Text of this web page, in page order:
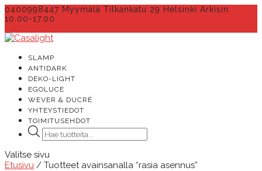
0400998447 Myymälä Tilkankatu 29 Helsinki Arkisin
10.00-17.00
SLAMP
ANTIDARK
DEKO-LIGHT
EGOLUCE
WEVER & DUCRÉ
YHTEYSTIEDOT
TOIMITUSEHDOT
Products
search
Valitse sivu
Etusivu / Tuotteet avainsanalla “rasia asennus”